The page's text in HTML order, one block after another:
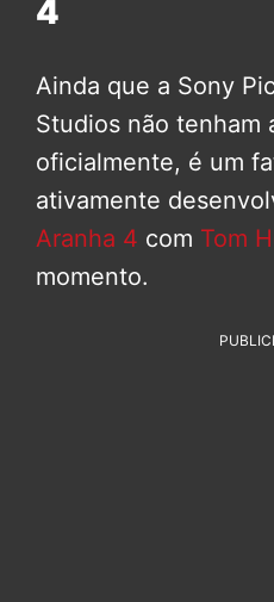
4
Ainda que a Sony
Studios não tenham
oficialmente, é um
ativamente
Aranha 4 com Tom
momento.